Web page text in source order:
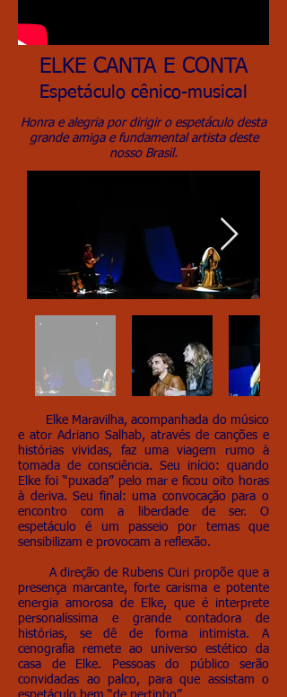
ELKE CANTA E CONTA
Espetáculo cênico-musical
Honra e alegria por dirigir o espetáculo desta
grande amiga e fundamental artista deste
nosso Brasil.
Elke Maravilha, acompanhada do músico
e ator Adriano Salhab, através de canções e
histórias vividas, faz uma viagem rumo à
tomada de consciência. Seu início: quando
Elke foi “puxada” pelo mar e ficou oito horas
à deriva. Seu final: uma convocação para o
encontro com a liberdade de ser. O
espetáculo é um passeio por temas que
sensibilizam e provocam a reflexão.
A direção de Rubens Curi propõe que a
presença marcante, forte carisma e potente
energia amorosa de Elke, que é interprete
personalíssima e grande contadora de
histórias, se dê de forma intimista. A
cenografia remete ao universo estético da
casa de Elke. Pessoas do público serão
convidadas ao palco, para que assistam o